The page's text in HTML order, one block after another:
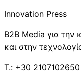
Innovation Press
B2B Media για την
και στην
T.: +30 2107102650